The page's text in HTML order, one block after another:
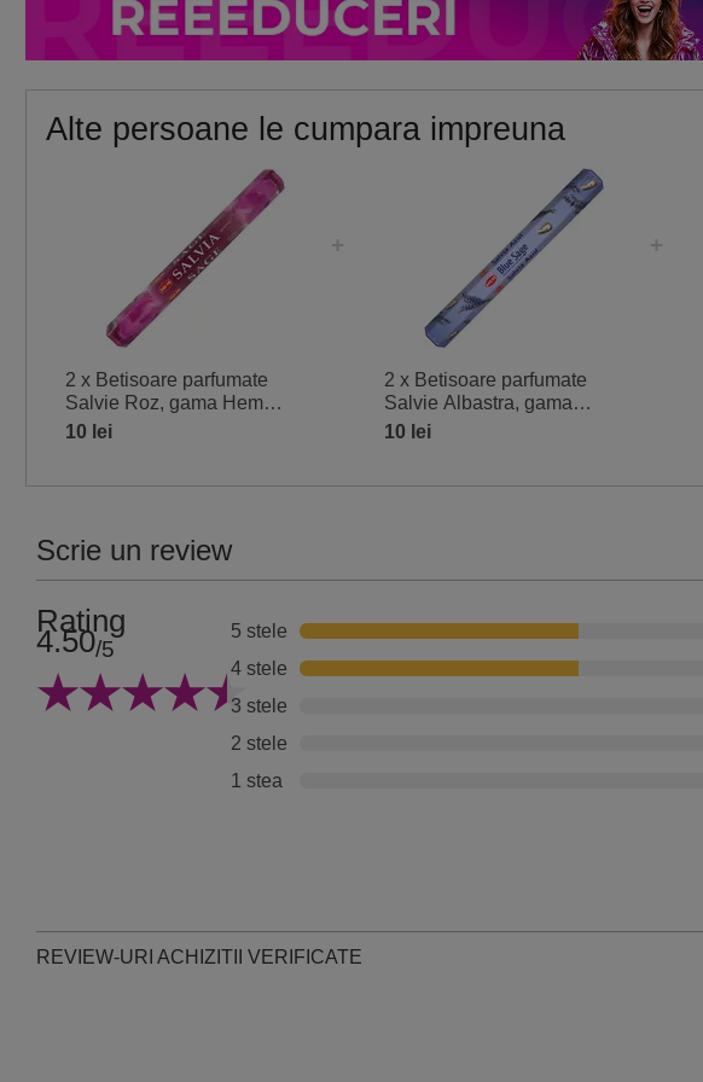
Alte persoane le cumpara impreuna
2 x Betisoare parfumate
Salvie Roz, gama Hem
profesional Sage purificare,
10 lei
2 x Betisoare parfumate
Salvie Albastra, gama
profesionala Hem Blue Sage
10 lei
Scrie un review
Rating
4.50/5
5 stele
4 stele
3 stele
2 stele
1 stea
REVIEW-URI ACHIZITII VERIFICATE